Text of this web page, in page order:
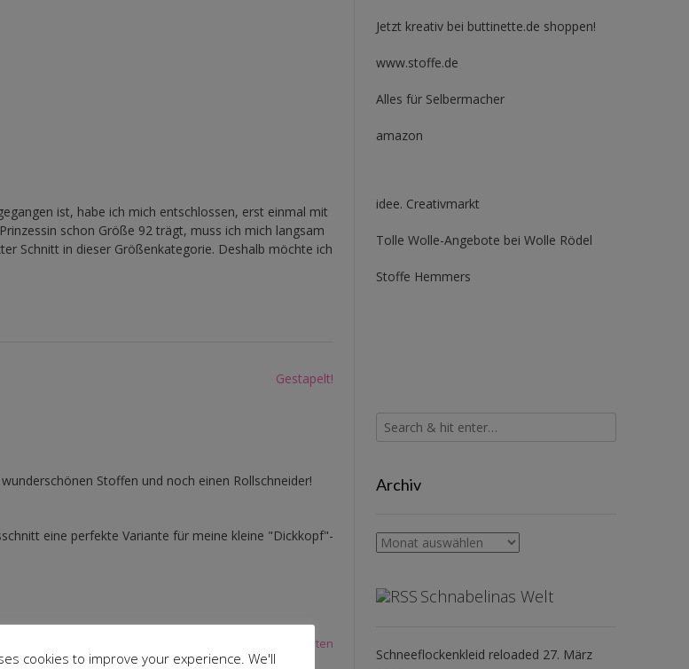
ist, habe ich mich entschlossen, erst einmal mit
schon Größe 92 trägt, muss ich mich langsam
Schnitt in dieser Größenkategorie. Deshalb möchte ich
Gestapelt!
Stoffen und noch einen Rollschneider!
eine perfekte Variante für meine kleine "Dickkopf"-
Antworten
Jetzt kreativ bei buttinette.de shoppen!
www.stoffe.de
Alles für Selbermacher
amazon
idee. Creativmarkt
Tolle Wolle-Angebote bei Wolle Rödel
Stoffe Hemmers
Archiv
Archiv
Schnabelinas Welt
Schneeflockenkleid reloaded 27. März
cookies to improve your experience. We'll